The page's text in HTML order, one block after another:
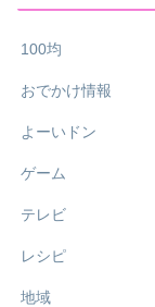
100均
おでかけ情報
よーいドン
ゲーム
テレビ
レシピ
地域